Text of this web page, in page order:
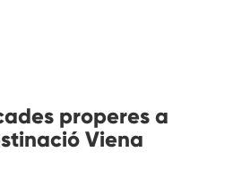
properes a
Viena